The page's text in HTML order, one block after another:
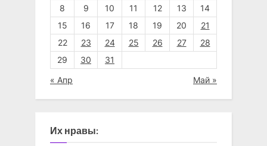
8
9 10 11 12 13
14
15
16 17 18 19 20
21
22
23 24 25 26 27
28
29
30 31
« Апр Май »
Их нравы: